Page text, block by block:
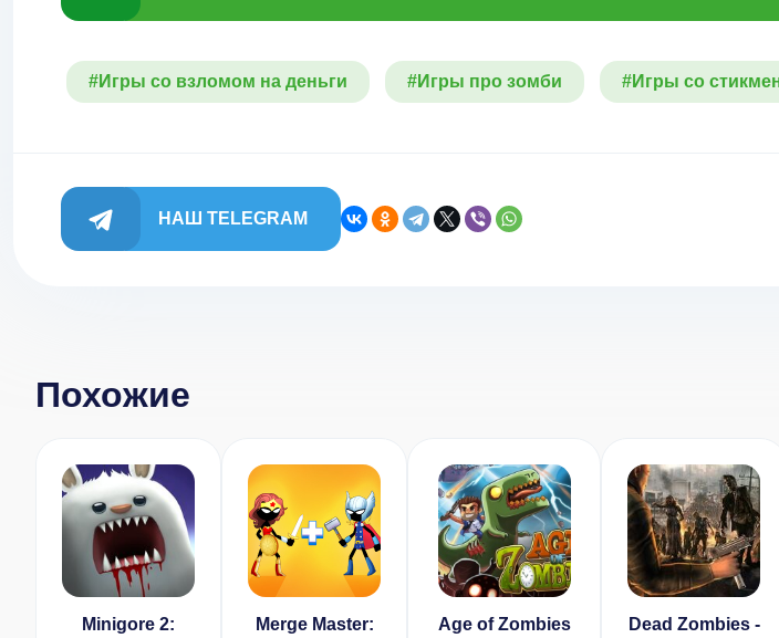
#Игры со взломом на деньги #Игры про зомби #Игры со
НАШ TELEGRAM
Похожие
Minigore 2:
Merge Master:
Age of Zombies
Dead Zombies -